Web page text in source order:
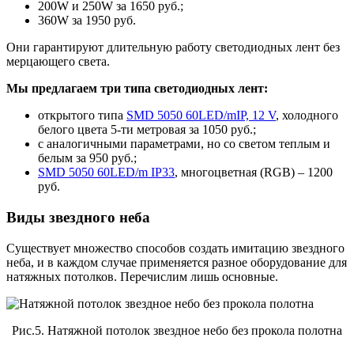
200W и 250W за 1650 руб.;
360W за 1950 руб.
Они гарантируют длительную работу светодиодных лент без
мерцающего света.
Мы предлагаем три типа светодиодных лент:
открытого типа SMD 5050 60LED/mIP, 12 V, холодного
белого цвета 5-ти метровая за 1050 руб.;
с аналогичными параметрами, но со светом теплым и
белым за 950 руб.;
SMD 5050 60LED/m IP33, многоцветная (RGB) – 1200
руб.
Виды звездного неба
Существует множество способов создать имитацию звездного
неба, и в каждом случае применяется разное оборудование для
натяжных потолков. Перечислим лишь основные.
Рис.5. Натяжной потолок звездное небо без прокола полотна